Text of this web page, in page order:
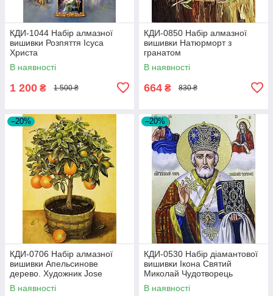
КДИ-1044 Набір алмазної
вишивки Розпяття Ісуса
Христа
В наявності
1 200 ₴ 1 500 ₴
КДИ-0850 Набір алмазної
вишивки Натюрморт з
гранатом
В наявності
664 ₴ 830 ₴
–20%
КДИ-0706 Набір алмазної
вишивки Апельсинове
дерево. Художник Jоse
Escofet
В наявності
–20%
КДИ-0530 Набір діамантової
вишивки Ікона Святий
Миколай Чудотворець
В наявності